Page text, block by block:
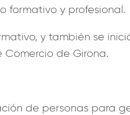
formativo y profesional.
y también se
de Girona.
de personas para